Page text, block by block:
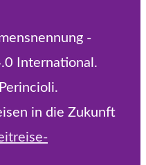
-
International.
in die Zukunft